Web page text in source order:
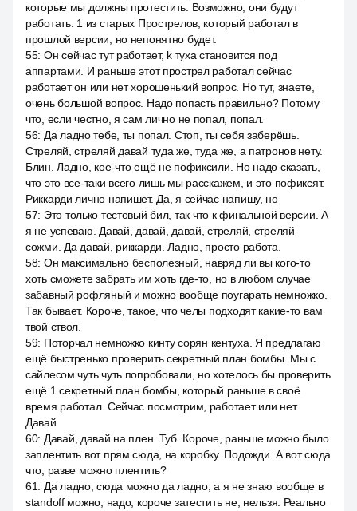
которые мы должны протестить. Возможно, они будут
работать. 1 из старых Прострелов, который работал в
прошлой версии, но непонятно будет.
55: Он сейчас тут работает, k туха становится под
аппартами. И раньше этот прострел работал сейчас
работает он или нет хорошенький вопрос. Но тут, знаете,
очень большой вопрос. Надо попасть правильно? Потому
что, если честно, я сам лично не попал, попал.
56: Да ладно тебе, ты попал. Стоп, ты себя заберёшь.
Стреляй, стреляй давай туда же, туда же, а патронов нету.
Блин. Ладно, кое-что ещё не пофиксили. Но надо сказать,
что это все-таки всего лишь мы расскажем, и это пофиксят.
Риккарди лично напишет. Да, я сейчас напишу, но
57: Это только тестовый бил, так что к финальной версии. А
я не успеваю. Давай, давай, давай, стреляй, стреляй
сожми. Да давай, риккарди. Ладно, просто работа.
58: Он максимально бесполезный, навряд ли вы кого-то
хоть сможете забрать им хоть где-то, но в любом случае
забавный рофляный и можно вообще поугарать немножко.
Так бывает. Короче, такое, что челы подходят какие-то вам
твой ствол.
59: Поторчал немножко кинту сорян кентуха. Я предлагаю
ещё быстренько проверить секретный план бомбы. Мы с
сайлесом чуть чуть попробовали, но хотелось бы проверить
ещё 1 секретный план бомбы, который раньше в своё
время работал. Сейчас посмотрим, работает или нет.
Давай
60: Давай, давай на плен. Туб. Короче, раньше можно было
заплентить вот прям сюда, на коробку. Подожди. А вот сюда
что, разве можно плентить?
61: Да ладно, сюда можно да ладно, а я не знаю вообще в
standoff можно, надо, короче затестить не, нельзя. Реально